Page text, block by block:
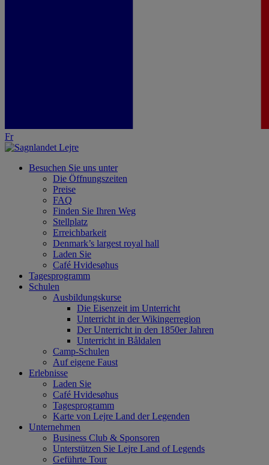
Fr
Besuchen Sie uns unter
Die Öffnungszeiten
Preise
FAQ
Finden Sie Ihren Weg
Stellplatz
Erreichbarkeit
Denmark’s largest royal hall
Laden Sie
Café Hvidesøhus
Tagesprogramm
Schulen
Ausbildungskurse
Die Eisenzeit im Unterricht
Unterricht in der Wikingerregion
Der Unterricht in den 1850er Jahren
Unterricht in Båldalen
Camp-Schulen
Auf eigene Faust
Erlebnisse
Laden Sie
Café Hvidesøhus
Tagesprogramm
Karte von Lejre Land der Legenden
Unternehmen
Business Club & Sponsoren
Unterstützen Sie Lejre Land of Legends
Geführte Tour